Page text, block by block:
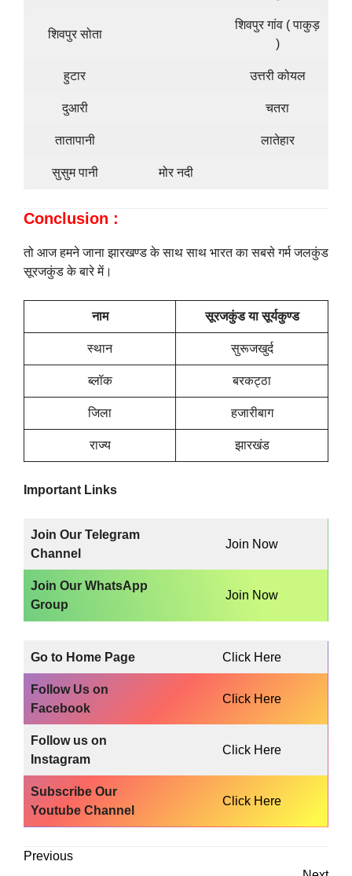
शिवपुर सोता
शिवपुर गांव ( पाकुड़
)
हुटार उत्तरी कोयल
दुआरी चतरा
तातापानी लातेहार
सुसुम पानी मोर नदी
Conclusion :
तो आज हमने जाना झारखण्ड के साथ साथ भारत का सबसे गर्म जलकुंड
सूरजकुंड के बारे में।
नाम सूरजकुंड या सूर्यकुण्ड
स्थान सुरूजखुर्द
ब्लॉक बरकट्ठा
जिला हजारीबाग
राज्य झारखंड
Important Links
Join Our Telegram
Channel
Join Now
Join Our WhatsApp
Group
Join Now
Go to Home Page Click Here
Follow Us on
Facebook
Click Here
Follow us on
Instagram
Click Here
Subscribe Our
Youtube Channel
Click Here
Previous